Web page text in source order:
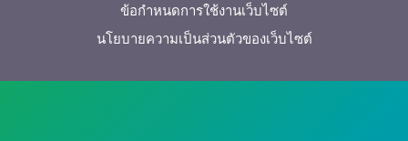
ข้อกำหนดการใช้งานเว็บไซต์
นโยบายความเป็นส่วนตัวของเว็บไซต์